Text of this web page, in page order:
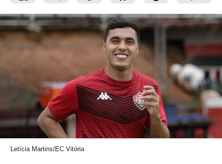
Letícia Martins/EC Vitória